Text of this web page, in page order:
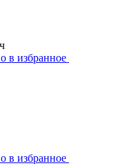
в избранное
в избранное